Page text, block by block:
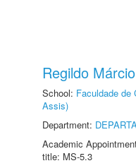
Regildo
School: Faculdade de
Assis)
Department:
Academic
title: MS-5.3